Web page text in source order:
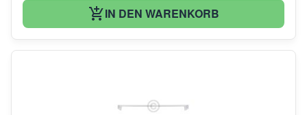
IN DEN WARENKORB